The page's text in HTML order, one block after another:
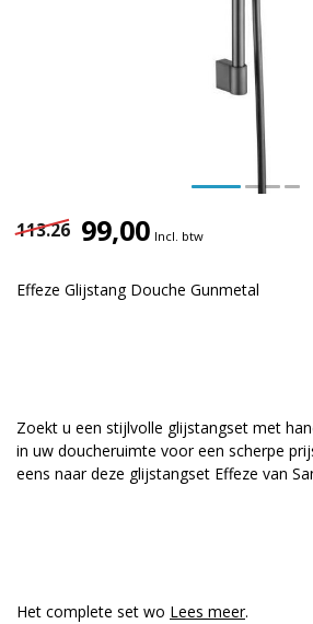
113.26 99,00 Incl. btw
Effeze Glijstang Douche Gunmetal
Zoekt u een stijlvolle glijstangset met
in uw doucheruimte voor een scherpe
eens naar deze glijstangset Effeze van
Het complete set wo Lees meer.